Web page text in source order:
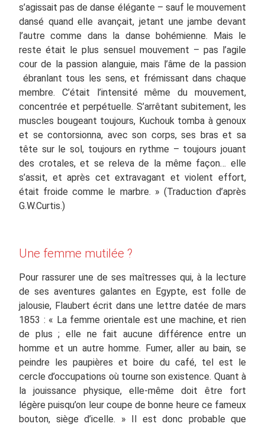
s’agissait pas de danse élégante – sauf le mouvement
dansé quand elle avançait, jetant une jambe devant
l’autre comme dans la danse bohémienne. Mais le
reste était le plus sensuel mouvement – pas l’agile
cour de la passion alanguie, mais l’âme de la passion
ébranlant tous les sens, et frémissant dans chaque
membre. C’était l’intensité même du mouvement,
concentrée et perpétuelle. S’arrêtant subitement, les
muscles bougeant toujours, Kuchouk tomba à genoux
et se contorsionna, avec son corps, ses bras et sa
tête sur le sol, toujours en rythme – toujours jouant
des crotales, et se releva de la même façon… elle
s’assit, et après cet extravagant et violent effort,
était froide comme le marbre. » (Traduction d’après
G.W.Curtis.)
Une femme mutilée ?
Pour rassurer une de ses maîtresses qui, à la lecture
de ses aventures galantes en Egypte, est folle de
jalousie, Flaubert écrit dans une lettre datée de mars
1853 : « La femme orientale est une machine, et rien
de plus ; elle ne fait aucune différence entre un
homme et un autre homme. Fumer, aller au bain, se
peindre les paupières et boire du café, tel est le
cercle d’occupations où tourne son existence. Quant à
la jouissance physique, elle-même doit être fort
légère puisqu’on leur coupe de bonne heure ce fameux
bouton, siège d’icelle. » Il est donc probable que